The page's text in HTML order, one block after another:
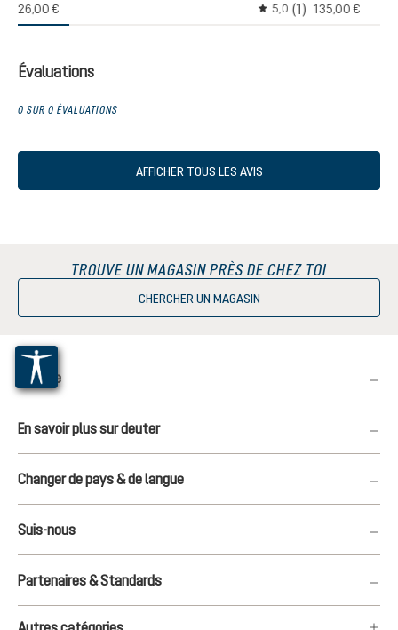
26,00 €
Note moyenne de 5 sur
5,0 (1) 135,00 €
Évaluations
0 SUR 0 ÉVALUATIONS
AFFICHER TOUS LES AVIS
TROUVE UN MAGASIN PRÈS DE CHEZ TOI
CHERCHER UN MAGASIN
Service
En savoir plus sur deuter
Changer de pays & de langue
Suis-nous
Partenaires & Standards